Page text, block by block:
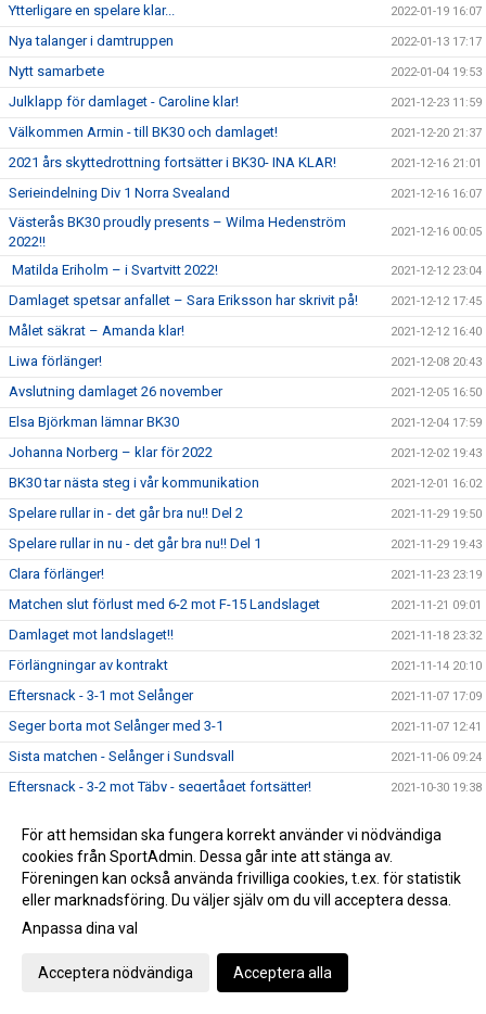
Ytterligare en spelare klar... 2022-01-19 16:07
Nya talanger i damtruppen 2022-01-13 17:17
Nytt samarbete 2022-01-04 19:53
Julklapp för damlaget - Caroline klar! 2021-12-23 11:59
Välkommen Armin - till BK30 och damlaget! 2021-12-20 21:37
2021 års skyttedrottning fortsätter i BK30- INA KLAR! 2021-12-16 21:01
Serieindelning Div 1 Norra Svealand 2021-12-16 16:07
Västerås BK30 proudly presents – Wilma Hedenström
2022!!
2021-12-16 00:05
Matilda Eriholm – i Svartvitt 2022! 2021-12-12 23:04
Damlaget spetsar anfallet – Sara Eriksson har skrivit på! 2021-12-12 17:45
Målet säkrat – Amanda klar! 2021-12-12 16:40
Liwa förlänger! 2021-12-08 20:43
Avslutning damlaget 26 november 2021-12-05 16:50
Elsa Björkman lämnar BK30 2021-12-04 17:59
Johanna Norberg – klar för 2022 2021-12-02 19:43
BK30 tar nästa steg i vår kommunikation 2021-12-01 16:02
Spelare rullar in - det går bra nu!! Del 2 2021-11-29 19:50
Spelare rullar in nu - det går bra nu!! Del 1 2021-11-29 19:43
Clara förlänger! 2021-11-23 23:19
Matchen slut förlust med 6-2 mot F-15 Landslaget 2021-11-21 09:01
Damlaget mot landslaget!! 2021-11-18 23:32
Förlängningar av kontrakt 2021-11-14 20:10
Eftersnack - 3-1 mot Selånger 2021-11-07 17:09
Seger borta mot Selånger med 3-1 2021-11-07 12:41
Sista matchen - Selånger i Sundsvall 2021-11-06 09:24
Eftersnack - 3-2 mot Täby - segertåget fortsätter! 2021-10-30 19:38
Sista hemmamatchen - Täby 30 oktober 15.00 2021-10-29 19:23
"Eftersnack" - Skutskär borta 2021-10-24 11:48
Seger borta mot Skutskär IF FK med 5-0 2021-10-23 15:56
Inför Skutskärs IF FK - bortamatch
Seger hemma mot Vaksala SK med 2-0 - nya bilder!!
För att hemsidan ska fungera korrekt använder vi nödvändiga
cookies från SportAdmin. Dessa går inte att stänga av.
Föreningen kan också använda frivilliga cookies, t.ex. för statistik
eller marknadsföring. Du väljer själv om du vill acceptera dessa.
Anpassa dina val
Acceptera nödvändiga Acceptera alla